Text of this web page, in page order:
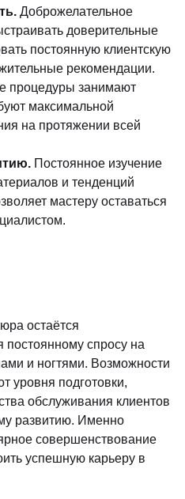
Доброжелательное
доверительные
постоянную клиентскую
рекомендации.
процедуры занимают
максимальной
на протяжении всей
Постоянное изучение
и тенденций
мастеру оставаться
остаётся
постоянному спросу на
и ногтями. Возможности
уровня подготовки,
обслуживания клиентов
развитию. Именно
совершенствование
успешную карьеру в